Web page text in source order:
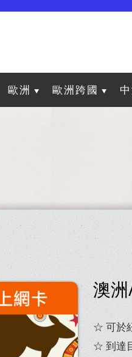
歐洲 歐洲跨國
澳
☆ 可於
☆ 到達